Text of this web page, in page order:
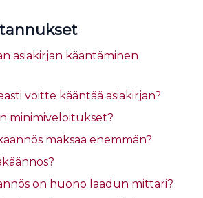
asiakirjan kääntäminen
voitte kääntää asiakirjan?
minimiveloitukset?
maksaa enemmän?
on huono laadun mittari?